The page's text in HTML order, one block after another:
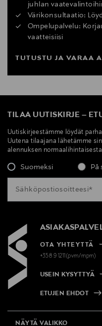
juhlan
Värikonsultaatio:
Ompelupalvelu:
vaatteisiisi
TUTUSTU JA VARAA
TILAA UUTISKIRJE –
Uutiskirjeestämme löydät
Uutena tilaajana lähetämme
alennuksen
Suomeksi På
OTA YHTEYTTÄ
+358 9 1211(pvm/mpm)
USEIN KYSYTTYÄ
ETUJEN EHDOT
NÄYTÄ VALIKKO